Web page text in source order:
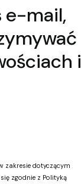
e-mail,
i
zakresie dotyczącym
zgodnie z Polityką